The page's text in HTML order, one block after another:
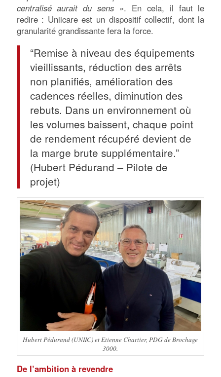
centralisé aurait du sens ». En cela, il faut le
redire : Uniicare est un dispositif collectif, dont la
granularité grandissante fera la force.
“Remise à niveau des équipements
vieillissants, réduction des arrêts
non planifiés, amélioration des
cadences réelles, diminution des
rebuts. Dans un environnement où
les volumes baissent, chaque point
de rendement récupéré devient de
la marge brute supplémentaire.”
(Hubert Pédurand – Pilote de
projet)
Hubert Pédurand (UNIIC) et Etienne Chartier, PDG de Brochage
3000.
De l’ambition à revendre